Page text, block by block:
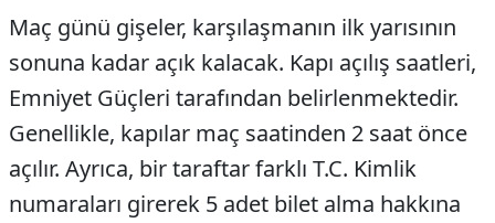
Maç günü gişeler, karşılaşmanın ilk yarısının
sonuna kadar açık kalacak. Kapı açılış saatleri,
Emniyet Güçleri tarafından belirlenmektedir.
Genellikle, kapılar maç saatinden 2 saat önce
açılır. Ayrıca, bir taraftar farklı T.C. Kimlik
numaraları girerek 5 adet bilet alma hakkına